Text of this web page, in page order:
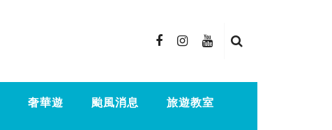
奢華遊 颱風消息 旅遊教室